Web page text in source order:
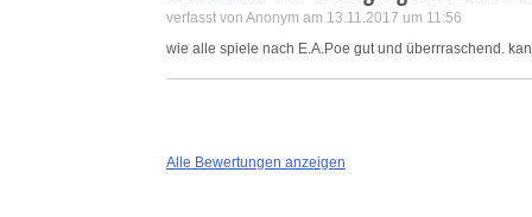
verfasst von Anonym am 13.11.2017 um 11:56
wie alle spiele nach E.A.Poe gut und überrraschend.
Alle Bewertungen anzeigen